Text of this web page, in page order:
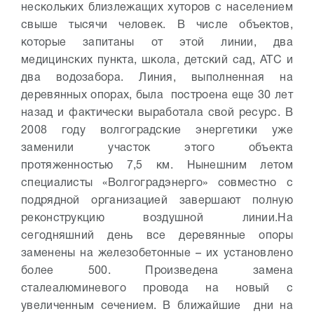
нескольких близлежащих хуторов с населением
свыше тысячи человек. В числе объектов,
которые запитаны от этой линии, два
медицинских пункта, школа, детский сад, АТС и
два водозабора.Линия, выполненная на
деревянных опорах, была построена еще 30 лет
назад и фактически выработала свой ресурс. В
2008 году волгоградские энергетики уже
заменили участок этого объекта
протяженностью 7,5 км. Нынешним летом
специалисты «Волгоградэнерго» совместно с
подрядной организацией завершают полную
реконструкцию воздушной линии. На
сегодняшний день все деревянные опоры
заменены на железобетонные – их установлено
более 500. Произведена замена
сталеалюминевого провода на новый с
увеличенным сечением. В ближайшие дни на